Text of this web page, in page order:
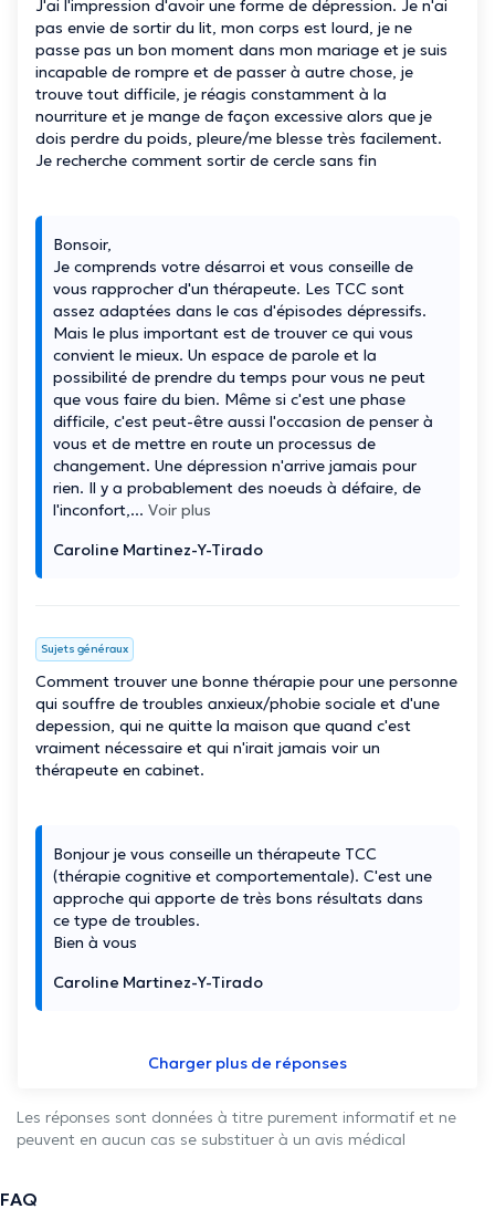
J'ai l'impression d'avoir une forme de dépression. Je n'ai
pas envie de sortir du lit, mon corps est lourd, je ne
passe pas un bon moment dans mon mariage et je suis
incapable de rompre et de passer à autre chose, je
trouve tout difficile, je réagis constamment à la
nourriture et je mange de façon excessive alors que je
dois perdre du poids, pleure/me blesse très facilement.
Je recherche comment sortir de cercle sans fin
Bonsoir,
Je comprends votre désarroi et vous conseille de
vous rapprocher d'un thérapeute. Les TCC sont
assez adaptées dans le cas d'épisodes dépressifs.
Mais le plus important est de trouver ce qui vous
convient le mieux. Un espace de parole et la
possibilité de prendre du temps pour vous ne peut
que vous faire du bien. Même si c'est une phase
difficile, c'est peut-être aussi l'occasion de penser à
vous et de mettre en route un processus de
changement. Une dépression n'arrive jamais pour
rien. Il y a probablement des noeuds à défaire, de
l'inconfort,... Voir plus
Caroline Martinez-Y-Tirado
Sujets généraux
Comment trouver une bonne thérapie pour une personne
qui souffre de troubles anxieux/phobie sociale et d'une
depession, qui ne quitte la maison que quand c'est
vraiment nécessaire et qui n'irait jamais voir un
thérapeute en cabinet.
Bonjour je vous conseille un thérapeute TCC
(thérapie cognitive et comportementale). C'est une
approche qui apporte de très bons résultats dans
ce type de troubles.
Bien à vous
Caroline Martinez-Y-Tirado
Charger plus de réponses
Les réponses sont données à titre purement informatif et ne
peuvent en aucun cas se substituer à un avis médical
FAQ